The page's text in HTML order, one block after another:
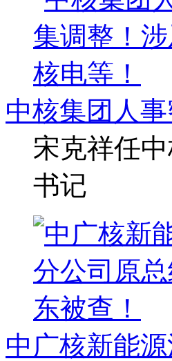
中核集团人
宋克祥任
书记
中广核新能